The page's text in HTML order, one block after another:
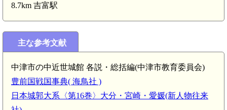
8.7km 吉富駅
主な参考文献
中津市の中近世城館 各説・総括編(中津市教育委員会)
豊前国戦国事典( 海鳥社 )
日本城郭大系〈第16巻〉大分・宮崎・愛媛(新人物往来
八並城(3.8km)
豊前 小畑城
末広城(4.4km)